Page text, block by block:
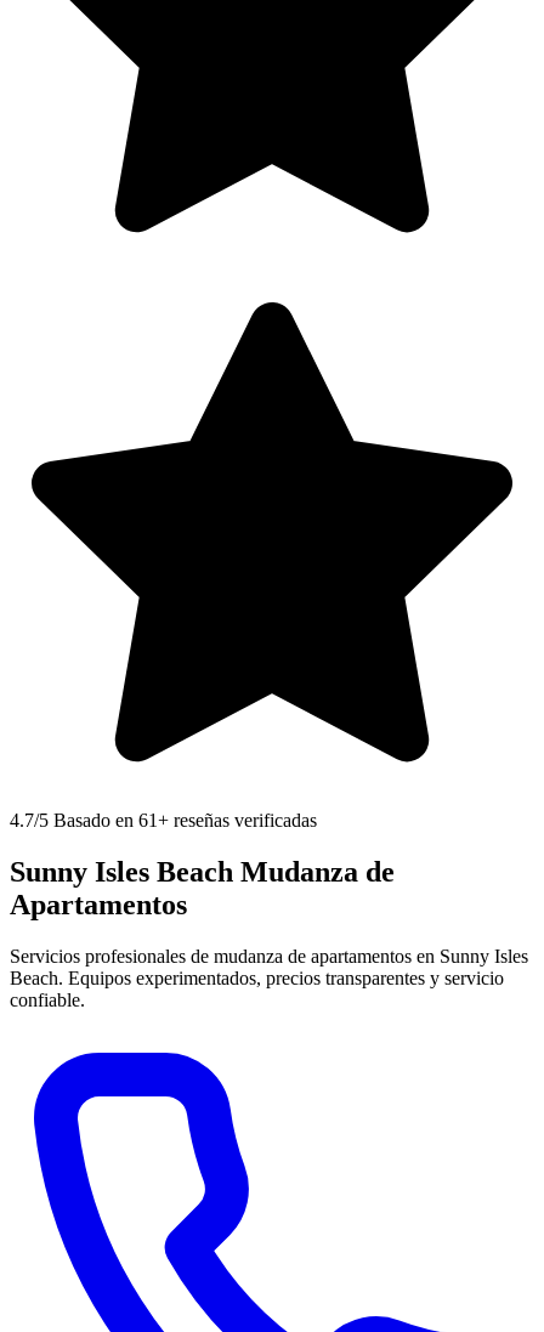
4.7/5 Basado en 61+ reseñas verificadas
Sunny Isles Beach Mudanza de
Apartamentos
Servicios profesionales de mudanza de apartamentos en Sunny Isles
Beach. Equipos experimentados, precios transparentes y servicio
confiable.